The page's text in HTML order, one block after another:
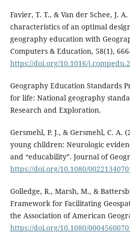
Favier, T. T., & Van der Schee, J.
characteristics of an optimal
geography education with
Computers & Education, 58(1),
https://doi.org/10.1016/
Geography Education Standards
for life: National geography
Research and Exploration.
Gersmehl, P. J., & Gersmehl, C. A.
young children: Neurologic
and “educability”. Journal of
https://doi.org/10.1080/
Golledge, R., Marsh, M., &
Framework for Facilitating
the Association of American
https://doi.org/10.1080/